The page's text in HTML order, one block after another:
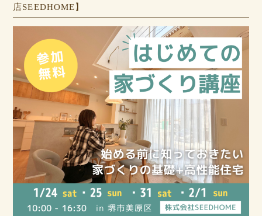
店SEEDHOME】